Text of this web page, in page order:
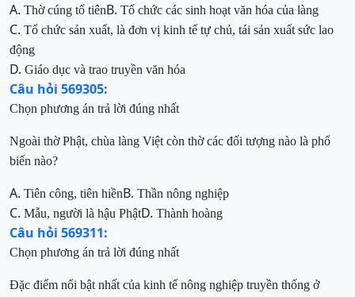
A. Thờ cúng tổ tiênB. Tổ chức các sinh hoạt văn hóa của làng
C. Tổ chức sản xuất, là đơn vị kinh tế tự chủ, tái sản xuất sức lao
động
D. Giáo dục và trao truyền văn hóa
Câu hỏi 569305:
Chọn phương án trả lời đúng nhất
Ngoài thờ Phật, chùa làng Việt còn thờ các đối tượng nào là phổ
biến nào?
A. Tiên công, tiên hiềnB. Thần nông nghiệp
C. Mẫu, người là hậu PhậtD. Thành hoàng
Câu hỏi 569311:
Chọn phương án trả lời đúng nhất
Đặc điểm nổi bật nhất của kinh tế nông nghiệp truyền thống ở